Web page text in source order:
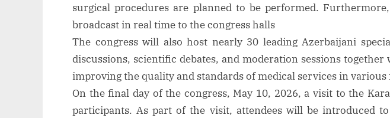
surgical procedures are planned to be performed.
broadcast in real time to the congress halls
The congress will also host nearly 30 leading Azerbaijani
discussions, scientific debates, and moderation sessions
improving the quality and standards of medical services in
On the final day of the congress, May 10, 2026, a visit to the
participants. As part of the visit, attendees will be introduced